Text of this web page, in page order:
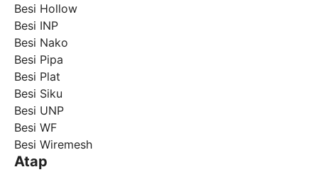
Besi Hollow
Besi INP
Besi Nako
Besi Pipa
Besi Plat
Besi Siku
Besi UNP
Besi WF
Besi Wiremesh
Atap